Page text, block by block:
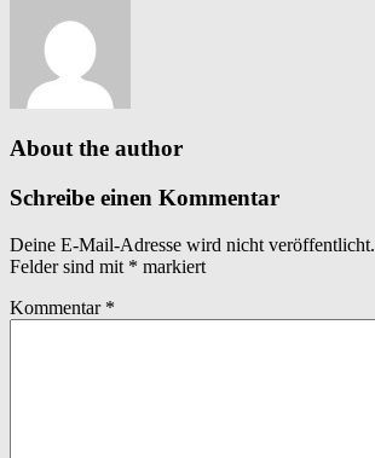
About the author
Schreibe einen Kommentar
Deine E-Mail-Adresse wird nicht veröffentlicht.
Felder sind mit * markiert
Kommentar *